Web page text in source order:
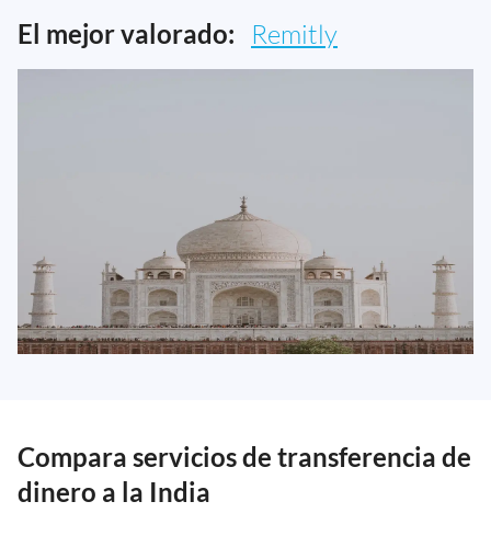
El mejor valorado: Remitly
Compara servicios de transferencia de
dinero a la India